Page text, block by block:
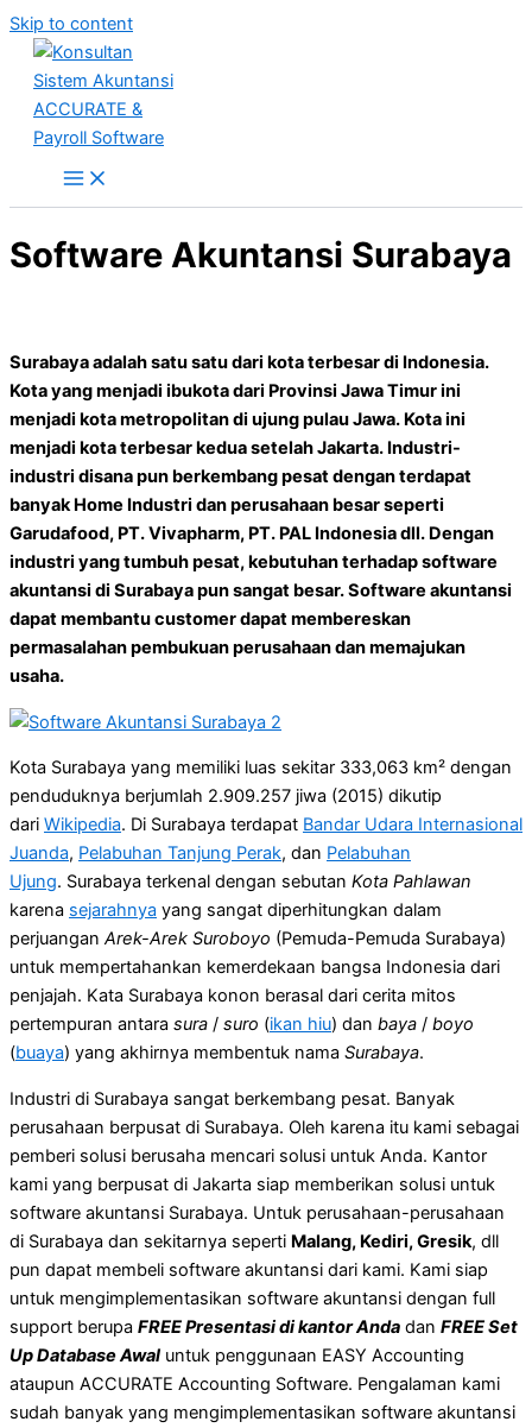
Skip to content
Software Akuntansi Surabaya
Surabaya adalah satu satu dari kota terbesar di Indonesia.
Kota yang menjadi ibukota dari Provinsi Jawa Timur ini
menjadi kota metropolitan di ujung pulau Jawa. Kota ini
menjadi kota terbesar kedua setelah Jakarta. Industri-
industri disana pun berkembang pesat dengan terdapat
banyak Home Industri dan perusahaan besar seperti
Garudafood, PT. Vivapharm, PT. PAL Indonesia dll. Dengan
industri yang tumbuh pesat, kebutuhan terhadap software
akuntansi di Surabaya pun sangat besar. Software akuntansi
dapat membantu customer dapat membereskan
permasalahan pembukuan perusahaan dan memajukan
usaha.
Kota Surabaya yang memiliki luas sekitar 333,063 km² dengan
penduduknya berjumlah 2.909.257 jiwa (2015) dikutip
dari Wikipedia. Di Surabaya terdapat Bandar Udara Internasional
Juanda, Pelabuhan Tanjung Perak, dan Pelabuhan
Ujung. Surabaya terkenal dengan sebutan Kota Pahlawan
karena sejarahnya yang sangat diperhitungkan dalam
perjuangan Arek-Arek Suroboyo (Pemuda-Pemuda Surabaya)
untuk mempertahankan kemerdekaan bangsa Indonesia dari
penjajah. Kata Surabaya konon berasal dari cerita mitos
pertempuran antara sura / suro (ikan hiu) dan baya / boyo
(buaya) yang akhirnya membentuk nama Surabaya.
Industri di Surabaya sangat berkembang pesat. Banyak
perusahaan berpusat di Surabaya. Oleh karena itu kami sebagai
pemberi solusi berusaha mencari solusi untuk Anda. Kantor
kami yang berpusat di Jakarta siap memberikan solusi untuk
software akuntansi Surabaya. Untuk perusahaan-perusahaan
di Surabaya dan sekitarnya seperti Malang, Kediri, Gresik, dll
pun dapat membeli software akuntansi dari kami. Kami siap
untuk mengimplementasikan software akuntansi dengan full
support berupa FREE Presentasi di kantor Anda dan FREE Set
Up Database Awal untuk penggunaan EASY Accounting
ataupun ACCURATE Accounting Software. Pengalaman kami
sudah banyak yang mengimplementasikan software akuntansi